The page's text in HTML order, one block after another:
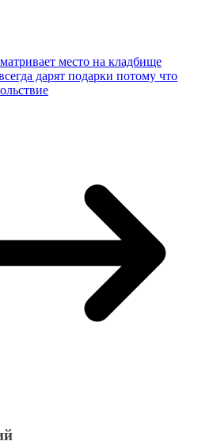
место на кладбище
дарят подарки потому что